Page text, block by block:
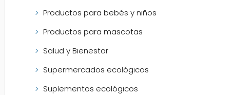
Productos para bebés y niños
Productos para mascotas
Salud y Bienestar
Supermercados ecológicos
Suplementos ecológicos